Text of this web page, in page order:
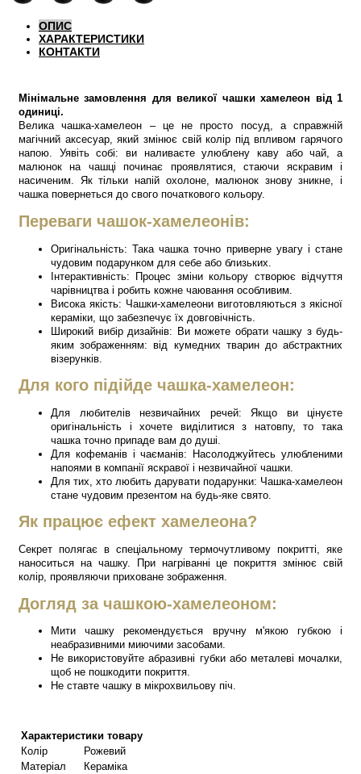
ОПИС
ХАРАКТЕРИСТИКИ
КОНТАКТИ
Мінімальне замовлення для великої чашки хамелеон від 1
одиниці.
Велика чашка-хамелеон – це не просто посуд, а справжній
магічний аксесуар, який змінює свій колір під впливом гарячого
напою. Уявіть собі: ви наливаєте улюблену каву або чай, а
малюнок на чашці починає проявлятися, стаючи яскравим і
насиченим. Як тільки напій охолоне, малюнок знову зникне, і
чашка повернеться до свого початкового кольору.
Переваги чашок-хамелеонів:
Оригінальність: Така чашка точно приверне увагу і стане
чудовим подарунком для себе або близьких.
Інтерактивність: Процес зміни кольору створює відчуття
чарівництва і робить кожне чаювання особливим.
Висока якість: Чашки-хамелеони виготовляються з якісної
кераміки, що забезпечує їх довговічність.
Широкий вибір дизайнів: Ви можете обрати чашку з будь-
яким зображенням: від кумедних тварин до абстрактних
візерунків.
Для кого підійде чашка-хамелеон:
Для любителів незвичайних речей: Якщо ви цінуєте
оригінальність і хочете виділитися з натовпу, то така
чашка точно припаде вам до душі.
Для кофеманів і чаєманів: Насолоджуйтесь улюбленими
напоями в компанії яскравої і незвичайної чашки.
Для тих, хто любить дарувати подарунки: Чашка-хамелеон
стане чудовим презентом на будь-яке свято.
Як працює ефект хамелеона?
Секрет полягає в спеціальному термочутливому покритті, яке
наноситься на чашку. При нагріванні це покриття змінює свій
колір, проявляючи приховане зображення.
Догляд за чашкою-хамелеоном:
Мити чашку рекомендується вручну м'якою губкою і
неабразивними миючими засобами.
Не використовуйте абразивні губки або металеві мочалки,
щоб не пошкодити покриття.
Не ставте чашку в мікрохвильову піч.
Характеристики товару
Колір
Рожевий
Матеріал
Кераміка